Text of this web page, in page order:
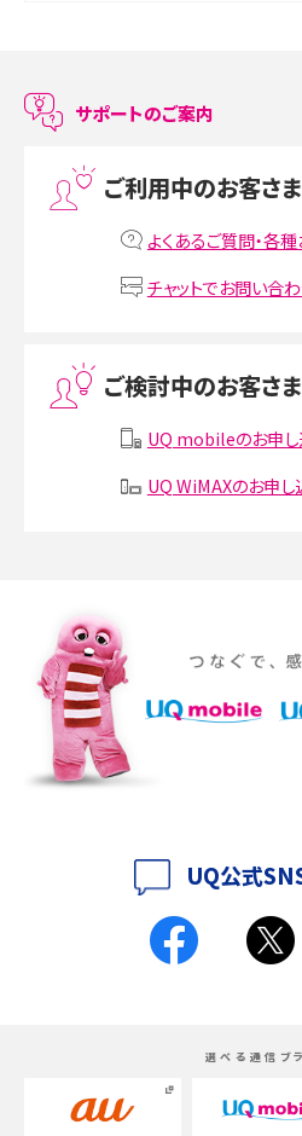
LINEで友だちを削除する方法は？方法ごと
MNOとは？MVNOやMVNEとの違いやメリット
VPN接続とは？仕組みや必要性、メリット・デ
Instagram（インスタグラム）でスクショする
SMSとは？料金やできること、注意点や届か
iPhone 16eとiPhone SE（第3世代）の違いは
iPhone 16eとiPhone 14を徹底比較！スペッ
iPhone 16シリーズのモデルを比較！価格・
iPhone 16とiPhone 15の違いは？カメラ・ス
スマホが高い理由は？購入費用を抑える方
スマホのネット通信速度が遅い原因は？す
サポートのご案内
ご利用中のお客さま
よくあるご質問・各
チャットでお問い合
ご検討中のお客さま
UQ mobileのお申し
UQ WiMAXのお申し
UQ公式
選べる通信ブ